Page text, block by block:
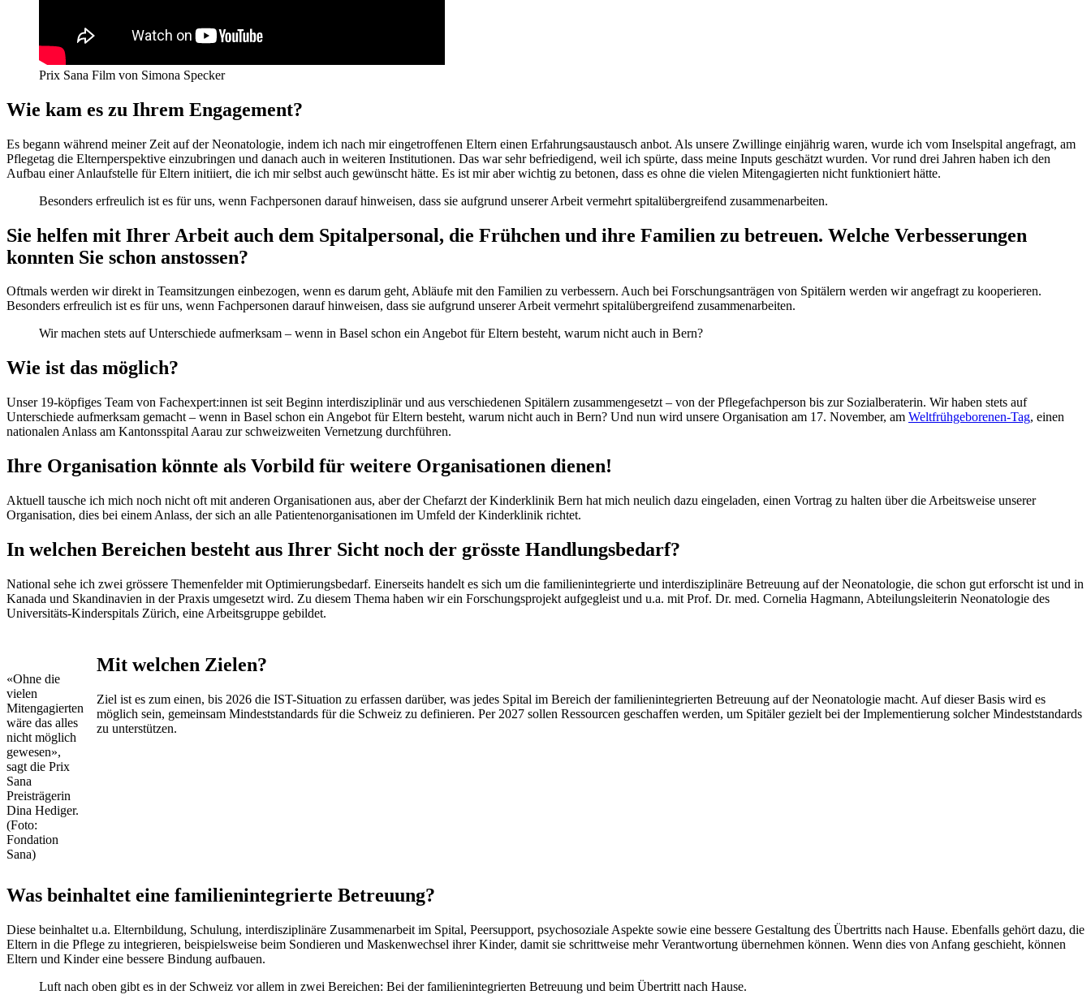
Prix Sana Film von Simona Specker
Wie kam es zu Ihrem Engagement?
Es begann während meiner Zeit auf der Neonatologie, indem ich nach mir eingetroffenen Eltern einen Erfahrungsaustausch anbot. Als unsere Zwillinge einjährig waren, wurde ich vom Inselspital angefragt, am
Pflegetag die Elternperspektive einzubringen und danach auch in weiteren Institutionen. Das war sehr befriedigend, weil ich spürte, dass meine Inputs geschätzt wurden. Vor rund drei Jahren haben ich den
Aufbau einer Anlaufstelle für Eltern initiiert, die ich mir selbst auch gewünscht hätte. Es ist mir aber wichtig zu betonen, dass es ohne die vielen Mitengagierten nicht funktioniert hätte.
Besonders erfreulich ist es für uns, wenn Fachpersonen darauf hinweisen, dass sie aufgrund unserer Arbeit vermehrt spitalübergreifend zusammenarbeiten.
Sie helfen mit Ihrer Arbeit auch dem Spitalpersonal, die Frühchen und ihre Familien zu betreuen. Welche Verbesserungen
konnten Sie schon anstossen?
Oftmals werden wir direkt in Teamsitzungen einbezogen, wenn es darum geht, Abläufe mit den Familien zu verbessern. Auch bei Forschungsanträgen von Spitälern werden wir angefragt zu kooperieren.
Besonders erfreulich ist es für uns, wenn Fachpersonen darauf hinweisen, dass sie aufgrund unserer Arbeit vermehrt spitalübergreifend zusammenarbeiten.
Wir machen stets auf Unterschiede aufmerksam – wenn in Basel schon ein Angebot für Eltern besteht, warum nicht auch in Bern?
Wie ist das möglich?
Unser 19-köpfiges Team von Fachexpert:innen ist seit Beginn interdisziplinär und aus verschiedenen Spitälern zusammengesetzt – von der Pflegefachperson bis zur Sozialberaterin. Wir haben stets auf
Unterschiede aufmerksam gemacht – wenn in Basel schon ein Angebot für Eltern besteht, warum nicht auch in Bern? Und nun wird unsere Organisation am 17. November, am Weltfrühgeborenen-Tag, einen
nationalen Anlass am Kantonsspital Aarau zur schweizweiten Vernetzung durchführen.
Ihre Organisation könnte als Vorbild für weitere Organisationen dienen!
Aktuell tausche ich mich noch nicht oft mit anderen Organisationen aus, aber der Chefarzt der Kinderklinik Bern hat mich neulich dazu eingeladen, einen Vortrag zu halten über die Arbeitsweise unserer
Organisation, dies bei einem Anlass, der sich an alle Patientenorganisationen im Umfeld der Kinderklinik richtet.
In welchen Bereichen besteht aus Ihrer Sicht noch der grösste Handlungsbedarf?
National sehe ich zwei grössere Themenfelder mit Optimierungsbedarf. Einerseits handelt es sich um die familienintegrierte und interdisziplinäre Betreuung auf der Neonatologie, die schon gut erforscht ist und in
Kanada und Skandinavien in der Praxis umgesetzt wird. Zu diesem Thema haben wir ein Forschungsprojekt aufgegleist und u.a. mit Prof. Dr. med. Cornelia Hagmann, Abteilungsleiterin Neonatologie des
Universitäts-Kinderspitals Zürich, eine Arbeitsgruppe gebildet.
«Ohne die
vielen
Mitengagierten
wäre das alles
nicht möglich
gewesen»,
sagt die Prix
Sana
Preisträgerin
Dina Hediger.
(Foto:
Fondation
Sana)
Mit welchen Zielen?
Ziel ist es zum einen, bis 2026 die IST-Situation zu erfassen darüber, was jedes Spital im Bereich der familienintegrierten Betreuung auf der Neonatologie macht. Auf dieser Basis wird es
möglich sein, gemeinsam Mindeststandards für die Schweiz zu definieren. Per 2027 sollen Ressourcen geschaffen werden, um Spitäler gezielt bei der Implementierung solcher Mindeststandards
zu unterstützen.
Was beinhaltet eine familienintegrierte Betreuung?
Diese beinhaltet u.a. Elternbildung, Schulung, interdisziplinäre Zusammenarbeit im Spital, Peersupport, psychosoziale Aspekte sowie eine bessere Gestaltung des Übertritts nach Hause. Ebenfalls gehört dazu, die
Eltern in die Pflege zu integrieren, beispielsweise beim Sondieren und Maskenwechsel ihrer Kinder, damit sie schrittweise mehr Verantwortung übernehmen können. Wenn dies von Anfang geschieht, können
Eltern und Kinder eine bessere Bindung aufbauen.
Luft nach oben gibt es in der Schweiz vor allem in zwei Bereichen: Bei der familienintegrierten Betreuung und beim Übertritt nach Hause.